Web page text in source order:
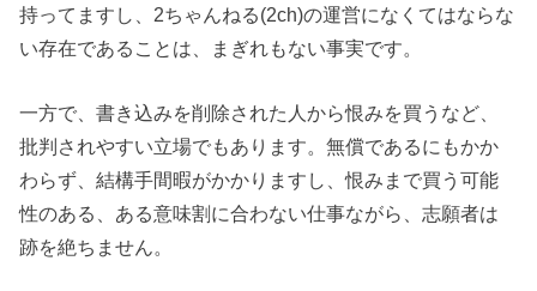
持ってますし、2ちゃんねる(2ch)の運営になくてはならな
い存在であることは、まぎれもない事実です。
一方で、書き込みを削除された人から恨みを買うなど、
批判されやすい立場でもあります。無償であるにもかか
わらず、結構手間暇がかかりますし、恨みまで買う可能
性のある、ある意味割に合わない仕事ながら、志願者は
跡を絶ちません。